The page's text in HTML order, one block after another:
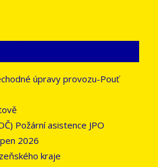
úpravy provozu-Pouť
Požární asistence JPO
2026
kraje